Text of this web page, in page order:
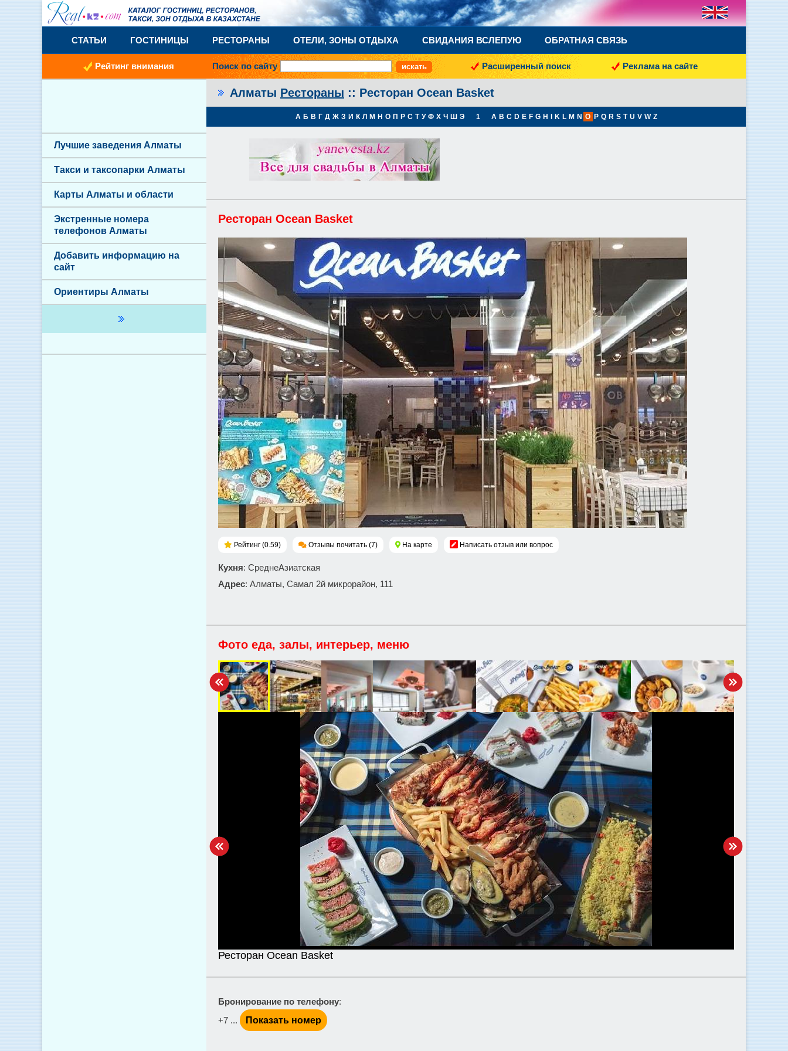
СТАТЬИ ГОСТИНИЦЫ РЕСТОРАНЫ ОТЕЛИ, ЗОНЫ ОТДЫХА СВИДАНИЯ ВСЛЕПУЮ ОБРАТНАЯ СВЯЗЬ
Рейтинг внимания Поиск по сайту Расширенный поиск Реклама на сайте
Алматы Рестораны :: Ресторан Ocean Basket
А Б В Г Д Ж З И К Л М Н О П Р С Т У Ф Х Ч Ш Э 1 A B C D E F G H K L M N O P Q R S T U V W Z
Ресторан Ocean Basket
Рейтинг (0.59) Отзывы почитать (7) На карте Написать отзыв или вопрос
Кухня: СреднеАзиатская
Адрес: Алматы, Самал 2й микрорайон, 111
Фото еда, залы, интерьер, меню
Ресторан Ocean Basket
Бронирование по телефону:
+7 ...
Показать номер
Лучшие заведения Алматы
Такси и таксопарки Алматы
Карты Алматы и области
Экстренные номера
телефонов Алматы
Добавить информацию на
сайт
Ориентиры Алматы